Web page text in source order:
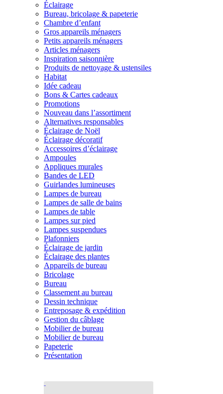
Éclairage
Bureau, bricolage & papeterie
Chambre d’enfant
Gros appareils ménagers
Petits appareils ménagers
Articles ménagers
Inspiration saisonnière
Produits de nettoyage & ustensiles
Habitat
Idée cadeau
Bons & Cartes cadeaux
Promotions
Nouveau dans l’assortiment
Alternatives responsables
Éclairage de Noël
Éclairage décoratif
Accessoires d’éclairage
Ampoules
Appliques murales
Bandes de LED
Guirlandes lumineuses
Lampes de bureau
Lampes de salle de bains
Lampes de table
Lampes sur pied
Lampes suspendues
Plafonniers
Éclairage de jardin
Éclairage des plantes
Appareils de bureau
Bricolage
Bureau
Classement au bureau
Dessin technique
Entreposage & expédition
Gestion du câblage
Mobilier de bureau
Mobilier de bureau
Papeterie
Présentation